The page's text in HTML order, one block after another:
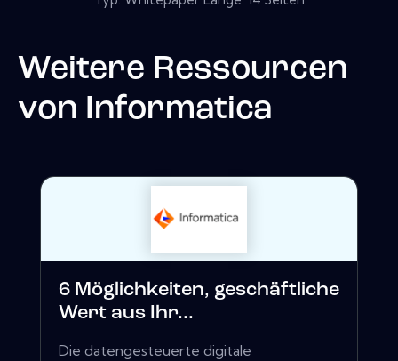
Weitere Ressourcen
von Informatica
6 Möglichkeiten, geschäftliche
Wert aus Ihr...
Die datengesteuerte digitale